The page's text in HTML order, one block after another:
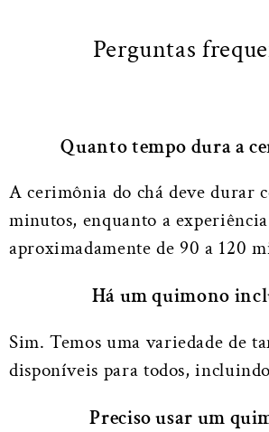
Perguntas
Quanto tempo dura a
A cerimônia do chá deve durar
minutos, enquanto a
aproximadamente de 90 a 120
Há um quimono
Sim. Temos uma variedade de
disponíveis para todos,
Preciso usar um